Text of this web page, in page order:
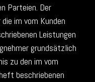
Parteien. Der
im vom Kunden
Leistungen
grundsätzlich
zu den im vom
beschriebenen